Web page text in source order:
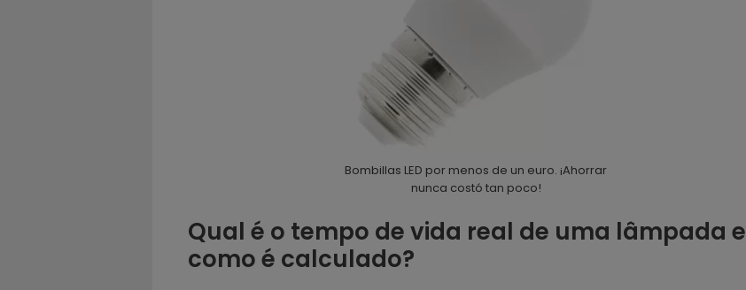
Bombillas LED por menos de un euro. ¡Ahorrar
nunca costó tan poco!
Qual é o tempo de vida real de uma lâmpada e
como é calculado?